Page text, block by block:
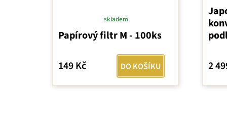
Papírový filtr M - 100ks
hodnocení
je
z
skladem
149 Kč DO KOŠÍKU 2